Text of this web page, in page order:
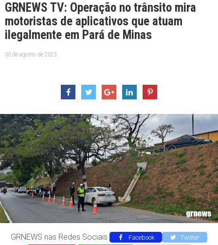
GRNEWS TV: Operação no trânsito mira
motoristas de aplicativos que atuam
ilegalmente em Pará de Minas
30 de agosto de 2023
GRNEWS nas Redes Sociais Facebook
Twitter